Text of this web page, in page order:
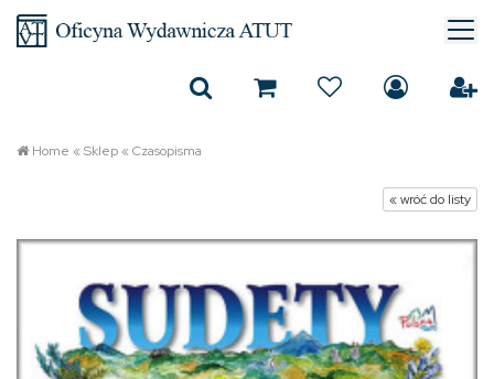
Home «Sklep«Czasopisma
« wróć do listy